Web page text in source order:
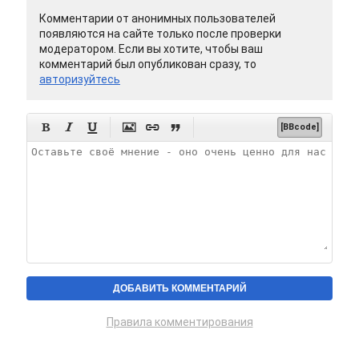
Комментарии от анонимных пользователей
появляются на сайте только после проверки
модератором. Если вы хотите, чтобы ваш
комментарий был опубликован сразу, то
авторизуйтесь
      [BBcode]
Правила комментирования